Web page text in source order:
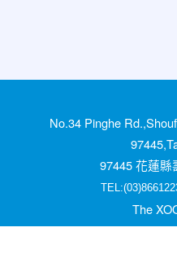
No.34 Pinghe
97445 花蓮縣
The